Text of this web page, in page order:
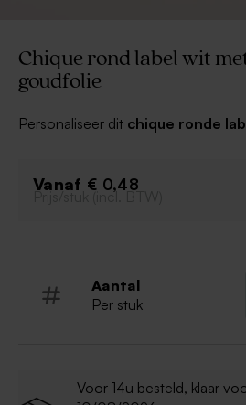
Chique rond label wit
goudfolie
Personaliseer dit chique ronde
jullie favoriete bedankjes voor een
Vanaf € 0,48
Prijs/stuk (incl. BTW)
Aantal
Per stuk
Voor 14u besteld, klaar